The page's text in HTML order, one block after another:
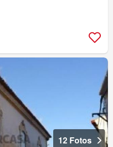
12 Fotos